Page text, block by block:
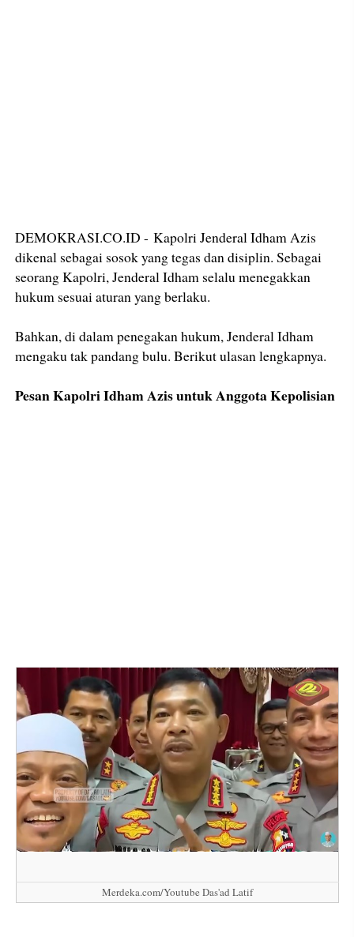
DEMOKRASI.CO.ID - Kapolri Jenderal Idham Azis
dikenal sebagai sosok yang tegas dan disiplin. Sebagai
seorang Kapolri, Jenderal Idham selalu menegakkan
hukum sesuai aturan yang berlaku.
Bahkan, di dalam penegakan hukum, Jenderal Idham
mengaku tak pandang bulu. Berikut ulasan lengkapnya.
Pesan Kapolri Idham Azis untuk Anggota Kepolisian
Merdeka.com/Youtube Das'ad Latif